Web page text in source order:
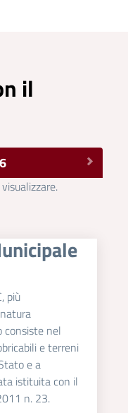
il
più
consiste nel
e terreni
e a
istituita con il
n. 23.